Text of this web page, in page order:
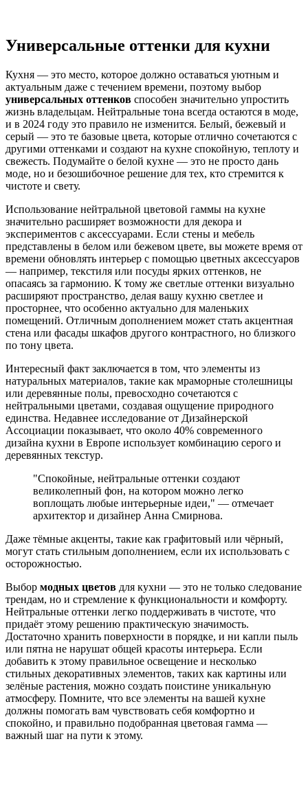
Универсальные оттенки для кухни
Кухня — это место, которое должно оставаться уютным и
актуальным даже с течением времени, поэтому выбор
универсальных оттенков способен значительно упростить
жизнь владельцам. Нейтральные тона всегда остаются в моде,
и в 2024 году это правило не изменится. Белый, бежевый и
серый — это те базовые цвета, которые отлично сочетаются с
другими оттенками и создают на кухне спокойную, теплоту и
свежесть. Подумайте о белой кухне — это не просто дань
моде, но и безошибочное решение для тех, кто стремится к
чистоте и свету.
Использование нейтральной цветовой гаммы на кухне
значительно расширяет возможности для декора и
экспериментов с аксессуарами. Если стены и мебель
представлены в белом или бежевом цвете, вы можете время от
времени обновлять интерьер с помощью цветных аксессуаров
— например, текстиля или посуды ярких оттенков, не
опасаясь за гармонию. К тому же светлые оттенки визуально
расширяют пространство, делая вашу кухню светлее и
просторнее, что особенно актуально для маленьких
помещений. Отличным дополнением может стать акцентная
стена или фасады шкафов другого контрастного, но близкого
по тону цвета.
Интересный факт заключается в том, что элементы из
натуральных материалов, такие как мраморные столешницы
или деревянные полы, превосходно сочетаются с
нейтральными цветами, создавая ощущение природного
единства. Недавнее исследование от Дизайнерской
Ассоциации показывает, что около 40% современного
дизайна кухни в Европе использует комбинацию серого и
деревянных текстур.
"Спокойные, нейтральные оттенки создают
великолепный фон, на котором можно легко
воплощать любые интерьерные идеи," — отмечает
архитектор и дизайнер Анна Смирнова.
Даже тёмные акценты, такие как графитовый или чёрный,
могут стать стильным дополнением, если их использовать с
осторожностью.
Выбор модных цветов для кухни — это не только следование
трендам, но и стремление к функциональности и комфорту.
Нейтральные оттенки легко поддерживать в чистоте, что
придаёт этому решению практическую значимость.
Достаточно хранить поверхности в порядке, и ни капли пыль
или пятна не нарушат общей красоты интерьера. Если
добавить к этому правильное освещение и несколько
стильных декоративных элементов, таких как картины или
зелёные растения, можно создать поистине уникальную
атмосферу. Помните, что все элементы на вашей кухне
должны помогать вам чувствовать себя комфортно и
спокойно, и правильно подобранная цветовая гамма —
важный шаг на пути к этому.